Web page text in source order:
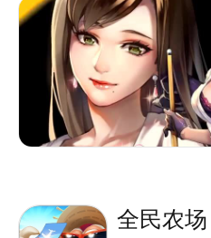
微信公众号：腾讯桌球
全民农场